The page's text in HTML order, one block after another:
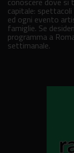
capitale:
ed ogni evento
famiglie. Se
programma a
settimanale.